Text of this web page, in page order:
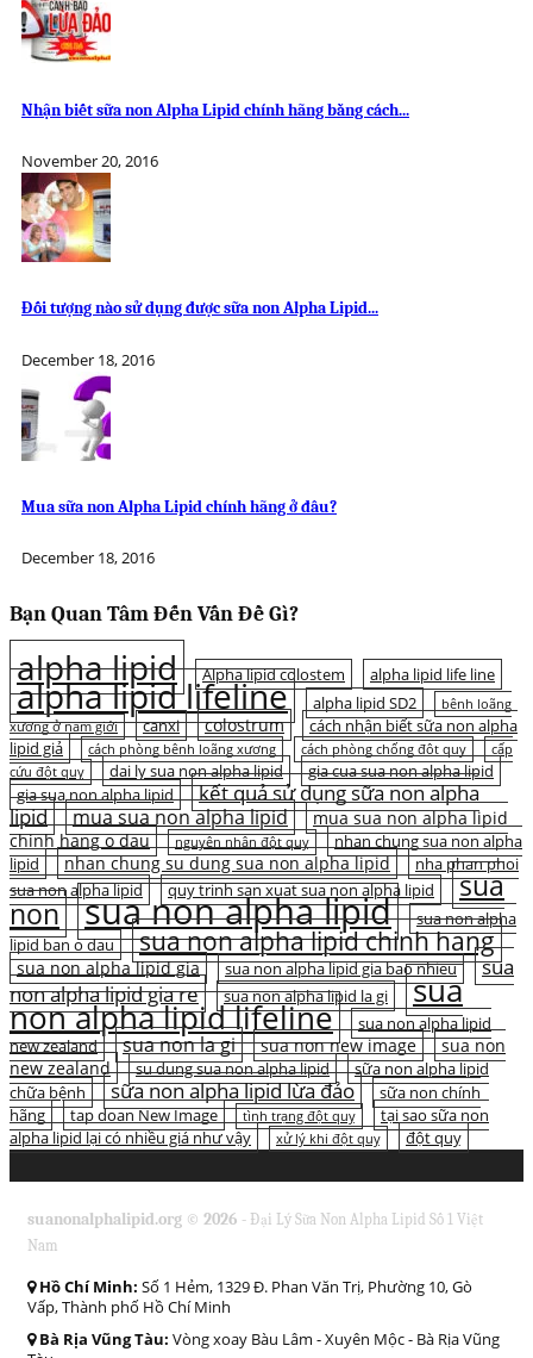
Nhận biết sữa non Alpha Lipid chính hãng bằng cách...
November 20, 2016
Đối tượng nào sử dụng được sữa non Alpha Lipid...
December 18, 2016
Mua sữa non Alpha Lipid chính hãng ở đâu?
December 18, 2016
Bạn Quan Tâm Đến Vấn Đề Gì?
alpha lipid Alpha lipid colostem alpha lipid life line
alpha lipid lifeline alpha lipid SD2
bệnh loãng
xương ở nam giới
canxi colostrum
cách nhận biết sữa non alpha
lipid giả
cách phòng bệnh loãng xương cách phòng chống đột quỵ
cấp
cứu đột quỵ
dai ly sua non alpha lipid
gia cua sua non alpha lipid
gia sua non alpha lipid
kết quả sử dụng sữa non alpha
lipid
mua sua non alpha lipid
mua sua non alpha lipid
chinh hang o dau
nguyên nhân đột quỵ
nhan chung sua non alpha
lipid
nhan chung su dung sua non alpha lipid
nha phan phoi
sua non alpha lipid
quy trinh san xuat sua non alpha lipid sua
non sua non alpha lipid
sua non alpha
lipid ban o dau
sua non alpha lipid chinh hang
sua non alpha lipid gia sua non alpha lipid gia bao nhieu
sua
non alpha lipid gia re
sua non alpha lipid la gi sua
non alpha lipid lifeline
sua non alpha lipid
new zealand
sua non la gi sua non new image
sua non
new zealand
su dung sua non alpha lipid
sữa non alpha lipid
chữa bệnh
sữa non alpha lipid lừa đảo
sữa non chính
hãng
tap doan New Image tình trạng đột quỵ
tại sao sữa non
alpha lipid lại có nhiều giá như vậy
xử lý khi đột quỵ đột quỵ
suanonalphalipid.org © 2026 - Đại Lý Sữa Non Alpha Lipid Số 1 Việt
Nam
Hồ Chí Minh: Số 1 Hẻm, 1329 Đ. Phan Văn Trị, Phường 10, Gò
Vấp, Thành phố Hồ Chí Minh
Bà Rịa Vũng Tàu: Vòng xoay Bàu Lâm - Xuyên Mộc - Bà Rịa Vũng